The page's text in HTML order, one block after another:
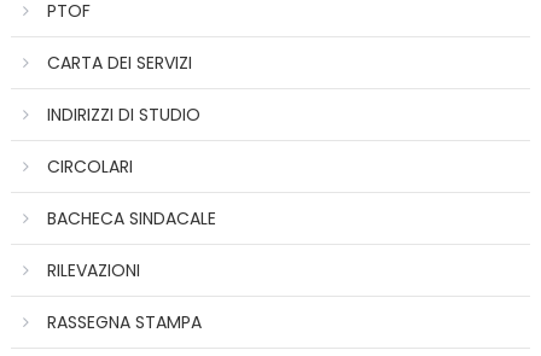
PTOF
CARTA DEI SERVIZI
INDIRIZZI DI STUDIO
CIRCOLARI
BACHECA SINDACALE
RILEVAZIONI
RASSEGNA STAMPA